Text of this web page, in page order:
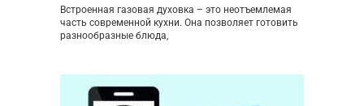
Встроенная газовая духовка – это неотъемлемая
часть современной кухни. Она позволяет готовить
разнообразные блюда,